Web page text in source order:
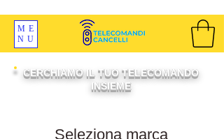
ME
NU
CERCHIAMO IL TUO TELECOMANDO
INSIEME